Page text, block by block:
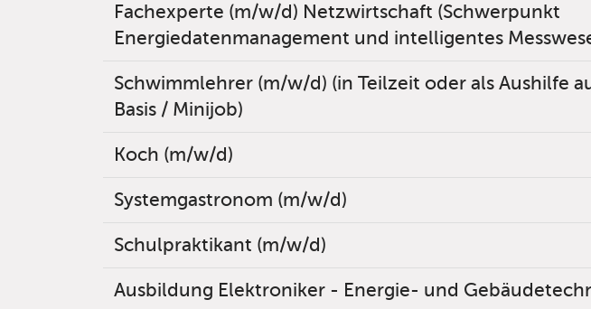
Fachexperte (m/w/d) Netzwirtschaft (Schwerpunkt
Energiedatenmanagement und intelligentes
Schwimmlehrer (m/w/d) (in Teilzeit oder als Aushilfe
Basis / Minijob)
Koch (m/w/d)
Systemgastronom (m/w/d)
Schulpraktikant (m/w/d)
Ausbildung Elektroniker - Energie- und